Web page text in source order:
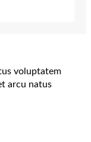
voluptatem
arcu natus